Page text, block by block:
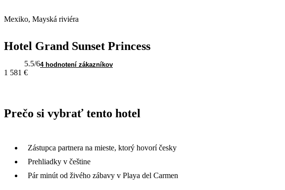
Mexiko, Mayská riviéra
Hotel Grand Sunset Princess
5.5/64 hodnotení zákazníkov
1 581 €
Prečo si vybrať tento hotel
Zástupca partnera na mieste, ktorý hovorí česky
Prehliadky v češtine
Pár minút od živého zábavy v Playa del Carmen